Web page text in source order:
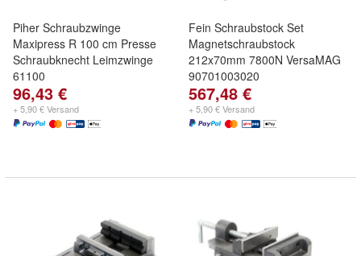
Piher Schraubzwinge
Maxipress R 100 cm Presse
Schraubknecht Leimzwinge
61100
96,43 €
+ 5,90 € Versand
Fein Schraubstock Set
Magnetschraubstock
212x70mm 7800N VersaMAG
90701003020
567,48 €
+ 5,90 € Versand